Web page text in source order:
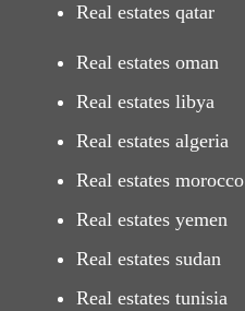
Real estates qatar
Real estates oman
Real estates libya
Real estates algeria
Real estates morocco
Real estates yemen
Real estates sudan
Real estates tunisia